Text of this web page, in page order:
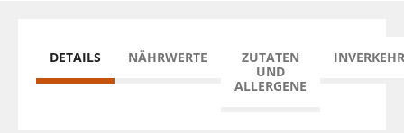
DETAILS NÄHRWERTE
ZUTATEN
UND
ALLERGENE